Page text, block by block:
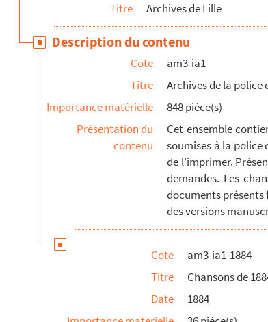
cheval : un phénomène
Titre
Archives de Lille
Description du contenu
Cote
am3-ia1
Titre
Archives de la police
Importance matérielle
848 pièce(s)
Présentation du
contenu
Cet ensemble
soumises à la
de l'imprimer.
demandes. Les
documents présents
des versions
Cote
am3-ia1-1884
Titre
Chansons de
Date
1884